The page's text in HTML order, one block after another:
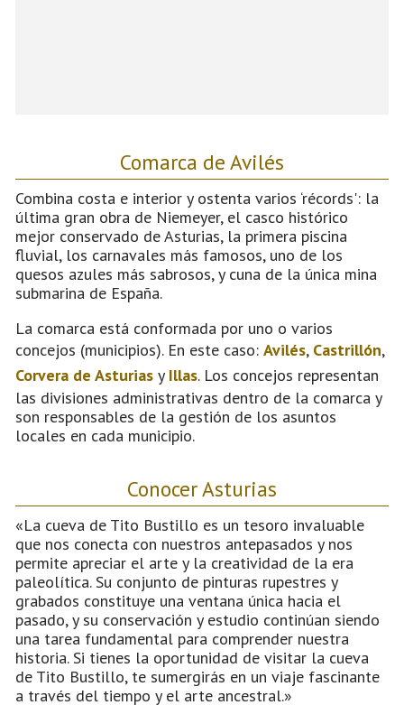
Comarca de Avilés
Combina costa e interior y ostenta varios ‘récords': la
última gran obra de Niemeyer, el casco histórico
mejor conservado de Asturias, la primera piscina
fluvial, los carnavales más famosos, uno de los
quesos azules más sabrosos, y cuna de la única mina
submarina de España.
La comarca está conformada por uno o varios
concejos (municipios). En este caso: Avilés, Castrillón,
Corvera de Asturias y Illas. Los concejos representan
las divisiones administrativas dentro de la comarca y
son responsables de la gestión de los asuntos
locales en cada municipio.
Conocer Asturias
«La cueva de Tito Bustillo es un tesoro invaluable
que nos conecta con nuestros antepasados y nos
permite apreciar el arte y la creatividad de la era
paleolítica. Su conjunto de pinturas rupestres y
grabados constituye una ventana única hacia el
pasado, y su conservación y estudio continúan siendo
una tarea fundamental para comprender nuestra
historia. Si tienes la oportunidad de visitar la cueva
de Tito Bustillo, te sumergirás en un viaje fascinante
a través del tiempo y el arte ancestral.»